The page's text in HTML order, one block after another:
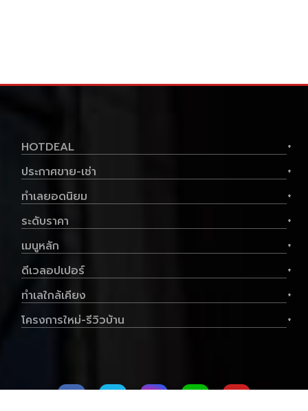
ประเภท
พื้นที่ใช้สอย
ราคาต่อตร.ม
63,351 บาท
ดูทรัพย์
HOTDEAL +
ประกาศขาย-เช่า +
ทำเลยอดนิยม +
ระดับราคา +
เมนูหลัก +
ดีเวลอปเปอร์ +
ทำเลใกล้เคียง +
โครงการใหม่-รีวิวบ้าน +